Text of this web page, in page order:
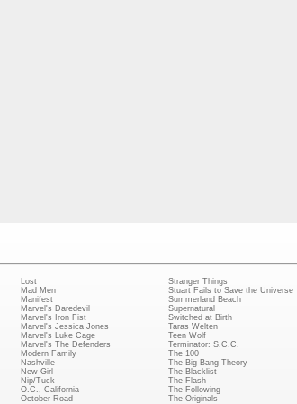
Lost
Mad Men
Manifest
Marvel's Daredevil
Marvel's Iron Fist
Marvel's Jessica Jones
Marvel's Luke Cage
Marvel's The Defenders
Modern Family
Nashville
New Girl
Nip/Tuck
O.C., California
October Road
Stranger Things
Stuart Fails to Save the Universe
Summerland Beach
Supernatural
Switched at Birth
Taras Welten
Teen Wolf
Terminator: S.C.C.
The 100
The Big Bang Theory
The Blacklist
The Flash
The Following
The Originals